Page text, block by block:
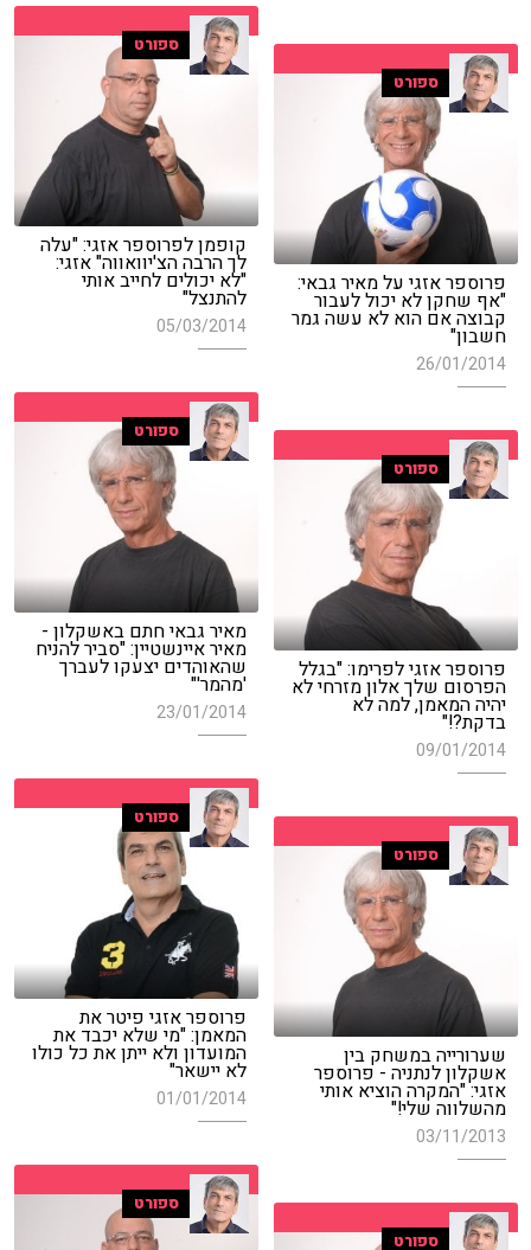
ספורט
קופמן לפרוספר אזגי: "עלה
לך הרבה הצ'יוואווה" אזגי:
"לא יכולים לחייב אותי
להתנצל"
05/03/2014
ספורט
פרוספר אזגי על מאיר גבאי:
"אף שחקן לא יכול לעבור
קבוצה אם הוא לא עשה גמר
חשבון"
26/01/2014
ספורט
מאיר גבאי חתם באשקלון -
מאיר איינשטיין: "סביר להניח
שהאוהדים יצעקו לעברך
'מהמר'"
23/01/2014
ספורט
פרוספר אזגי לפרימו: "בגלל
הפרסום שלך אלון מזרחי לא
יהיה המאמן, למה לא
בדקת?!"
09/01/2014
ספורט
פרוספר אזגי פיטר את
המאמן: "מי שלא יכבד את
המועדון ולא ייתן את כל כולו
לא יישאר"
01/01/2014
ספורט
שערורייה במשחק בין
אשקלון לנתניה - פרוספר
אזגי: "המקרה הוציא אותי
מהשלווה שלי!"
03/11/2013
ספורט
ספורט